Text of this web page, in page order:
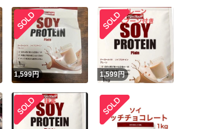
1,599円 1,599円